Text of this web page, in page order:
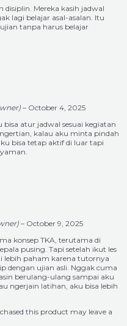
Mereka kasih jadwal
lagi belajar asal-asalan. Itu
tanpa harus belajar
– October 4, 2025
bisa atur jadwal sesuai kegiatan
kalau aku minta pindah
bisa tetap aktif di luar tapi
– October 9, 2025
konsep TKA, terutama di
pusing. Tapi setelah ikut les
lebih paham karena tutornya
dengan ujian asli. Nggak cuma
berulang-ulang sampai aku
ngerjain latihan, aku bisa lebih
this product may leave a